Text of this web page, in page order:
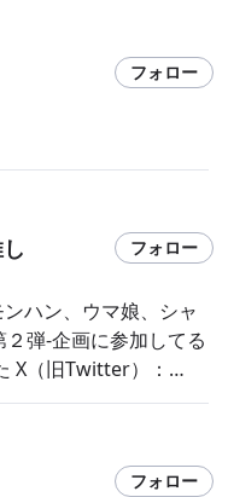
フォロー
フォロー
ハン、ウマ娘、シャ
弾-企画に参加してる
X（旧Twitter）：
フォロー